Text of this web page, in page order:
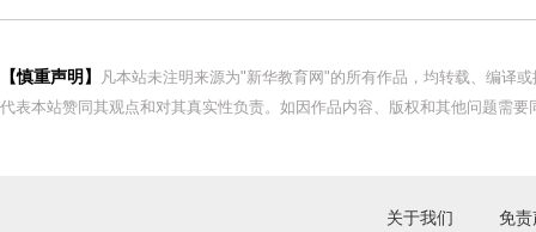
【慎重声明】
凡本站未注明来源为"新华教育网"的所有作品，均转载、编译
代表本站赞同其观点和对其真实性负责。如因作品内容、版权和其他问题需
关于我们 免责